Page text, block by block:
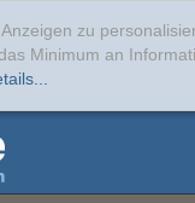
zu
Minimum an